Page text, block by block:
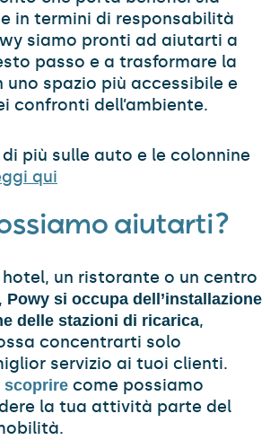
in termini di responsabilità
siamo pronti ad aiutarti a
passo e a trasformare la
spazio più accessibile e
confronti dell’ambiente.
più sulle auto e le colonnine
qui
aiutarti?
un ristorante o un centro
Powy si occupa dell’installazione
delle stazioni di ricarica,
concentrarti solo
servizio ai tuoi clienti.
scoprire come possiamo
la tua attività parte del